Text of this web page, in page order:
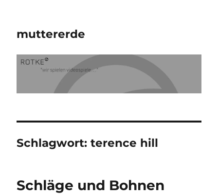
muttererde
Schlagwort:terence hill
Schläge und Bohnen